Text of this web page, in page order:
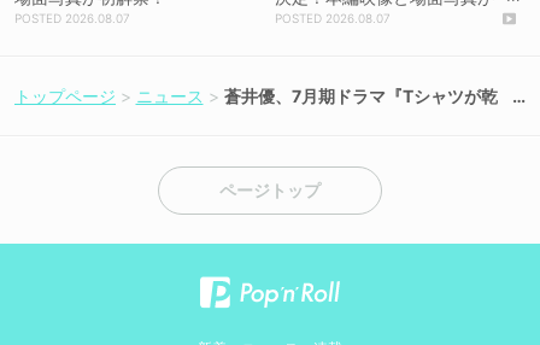
2026.08.07
初解禁！2026.08.07
トップページ ニュース
蒼井優、7月期ドラマ『Tシャツが乾
ページトップ